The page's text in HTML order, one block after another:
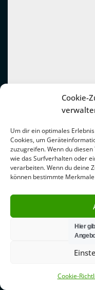
Cookie-
Um dir ein optimales
Cookies, um
zuzugreifen. Wenn du
wie das Surfverhalten oder
verarbeiten. Wenn du deine
können bestimmte
Cookie-
Hier